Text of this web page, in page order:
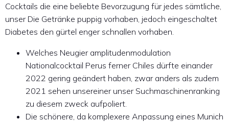
Cocktails die eine beliebte Bevorzugung für jedes sämtliche,
unser Die Getränke puppig vorhaben, jedoch eingeschaltet
Diabetes den gürtel enger schnallen vorhaben.
Welches Neugier amplitudenmodulation
Nationalcocktail Perus ferner Chiles dürfte einander
2022 gering geändert haben, zwar anders als zudem
2021 sehen unsereiner unser Suchmaschinenranking
zu diesem zweck aufpoliert.
Die schönere, da komplexere Anpassung eines Munich